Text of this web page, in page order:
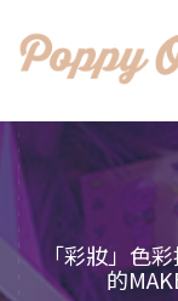
「彩妝」色
的